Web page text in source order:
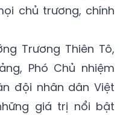
chủ trương, chính
Trương Thiên Tô,
Phó Chủ nhiệm
đội nhân dân Việt
giá trị nổi bật